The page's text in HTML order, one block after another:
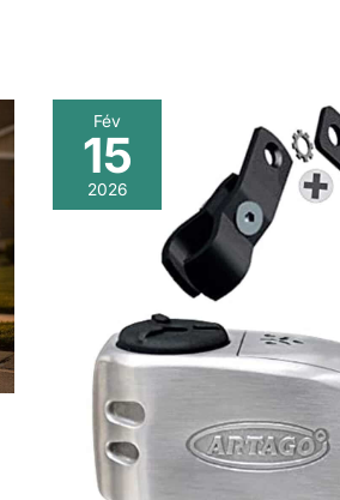
Fév
15
2026